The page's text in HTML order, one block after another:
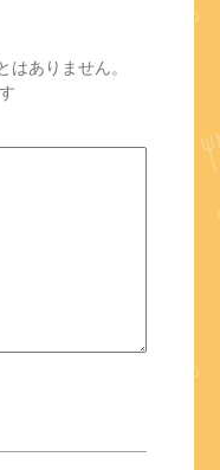
ありません。